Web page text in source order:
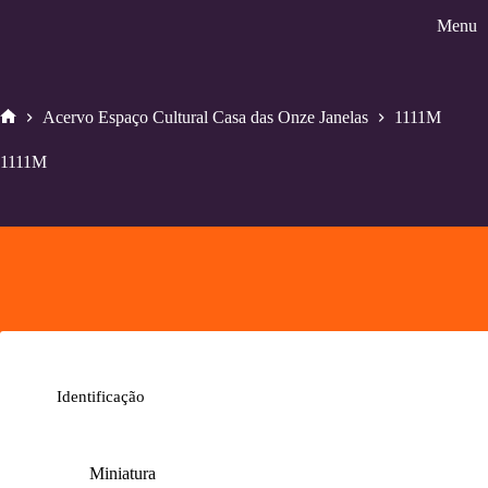
Menu
Acervo Espaço Cultural Casa das Onze Janelas 1111M
1111M
Identificação
Miniatura